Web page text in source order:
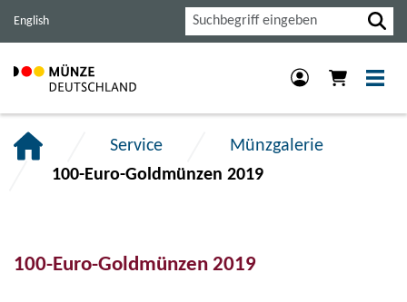
Haupt-
anspringen.
Inhalt
anspringen.
Footer
anspringen.
English Suche
Service
Münzgalerie
100-Euro-Goldmünzen 2019
100-Euro-Goldmünzen 2019